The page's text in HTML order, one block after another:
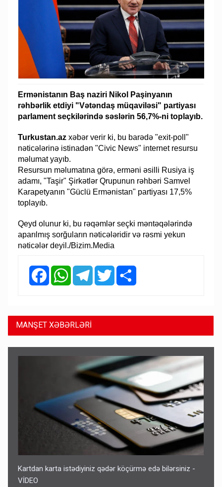
Ermənistanın Baş naziri Nikol Paşinyanın
rəhbərlik etdiyi "Vətəndaş müqaviləsi" partiyası
parlament seçkilərində səslərin 56,7%-ni toplayıb.
Turkustan.azxəbər verir ki, bu barədə "exit-poll"
nəticələrinə istinadən "Civic News" internet resursu
məlumat yayıb.
Resursun məlumatına görə, erməni əsilli Rusiya iş
adamı, "Taşir" Şirkətlər Qrupunun rəhbəri Samvel
Karapetyanın "Güclü Ermənistan" partiyası 17,5%
toplayıb.
Qeyd olunur ki, bu rəqəmlər seçki məntəqələrində
aparılmış sorğuların nəticələridir və rəsmi yekun
nəticələr deyil./Bizim.Media
FacebookWhatsAppTelegramTwitter
MANŞET XƏBƏRLƏRİ
Kartdan karta istədiyiniz qədər köçürmə edə bilərsiniz -
VİDEO